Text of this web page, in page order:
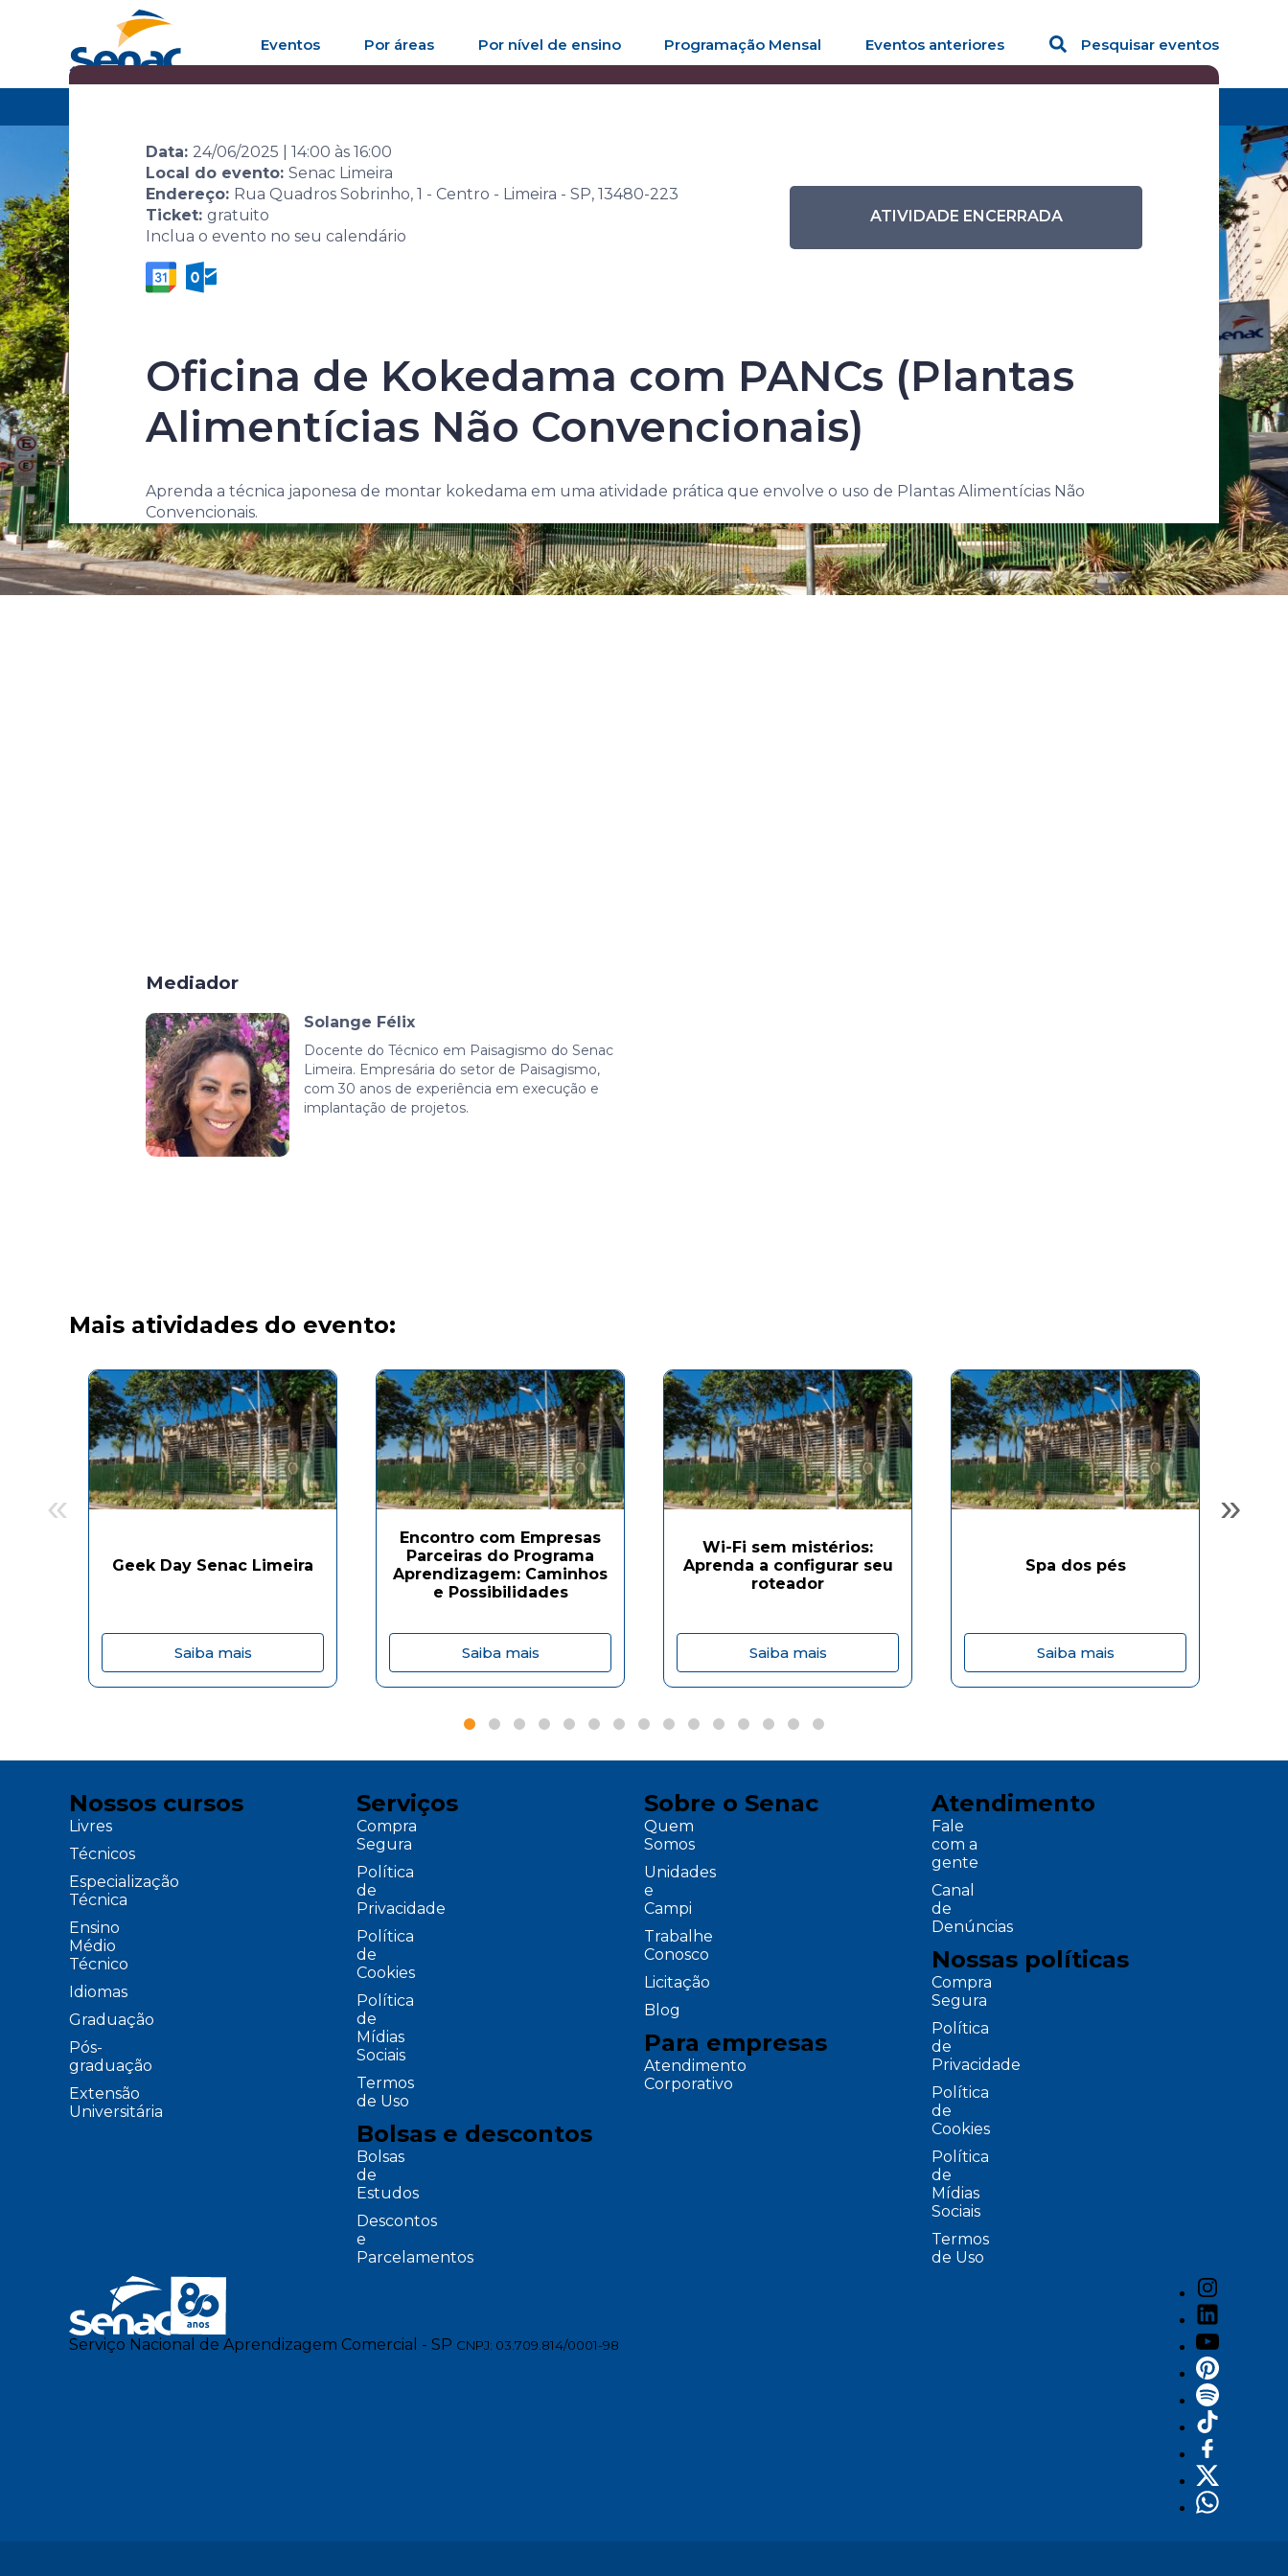
Eventos Por áreas Por nível de ensino Programação Mensal Eventos anteriores Pesquisar eventos
Senac Limeira 30 anos
Data: 24/06/2025 14:00 às 16:00
Local do evento: Senac Limeira
Endereço: Rua Quadros Sobrinho, 1 - Centro - Limeira - SP, 13480-223
Ticket: gratuito
Inclua o evento no seu calendário
ATIVIDADE ENCERRADA
Oficina de Kokedama com PANCs​ (Plantas
Alimentícias Não Convencionais)​
Aprenda a técnica japonesa de montar kokedama em uma atividade prática que envolve o uso de Plantas Alimentícias Não
Convencionais. ​
Mediador
Solange Félix
Docente do Técnico em Paisagismo do Senac
Limeira. Empresária do setor de Paisagismo,
com 30 anos de experiência em execução e
implantação de projetos.
Mais atividades do evento:
Geek Day Senac Limeira
Saiba mais
Encontro com Empresas
Parceiras do Programa
Aprendizagem: Caminhos
e Possibilidades
Saiba mais
Wi-Fi sem mistérios:
Aprenda a configurar seu
roteador
Saiba mais
Spa dos pés
Saiba mais
« »
Nossos cursos
Livres
Técnicos
Especialização
Técnica
Ensino
Médio
Técnico
Idiomas
Graduação
Pós-
graduação
Extensão
Universitária
Serviços
Compra
Segura
Política
de
Privacidade
Política
de
Cookies
Política
de
Mídias
Sociais
Termos
de Uso
Bolsas e descontos
Bolsas
de
Estudos
Descontos
e
Parcelamentos
Sobre o Senac
Quem
Somos
Unidades
e
Campi
Trabalhe
Conosco
Licitação
Blog
Para empresas
Atendimento
Corporativo
Atendimento
Fale
com a
gente
Canal
de
Denúncias
Nossas políticas
Compra
Segura
Política
de
Privacidade
Política
de
Cookies
Política
de
Mídias
Sociais
Termos
de Uso
Serviço Nacional de Aprendizagem Comercial - SP CNPJ: 03.709.814/0001-98